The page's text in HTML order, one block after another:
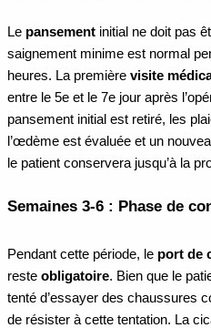
Le pansement initial ne doit pas
saignement minime est normal
heures. La première visite
entre le 5e et le 7e jour après
pansement initial est retiré, les
l’œdème est évaluée et un
le patient conservera jusqu’à la
Semaines 3-6 : Phase de
Pendant cette période, le port de
reste obligatoire. Bien que le
tenté d’essayer des chaussures
de résister à cette tentation. La